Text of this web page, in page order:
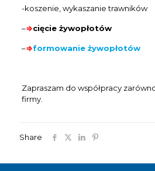
-koszenie, wykaszanie trawników
–⇒cięcie żywopłotów
–⇒formowanie żywopłotów
Zapraszam do współpracy
firmy.
Share